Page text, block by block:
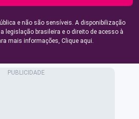
e não são sensíveis. A disponibilização
legislação brasileira e o direito de acesso à
mais informações, Clique aqui.